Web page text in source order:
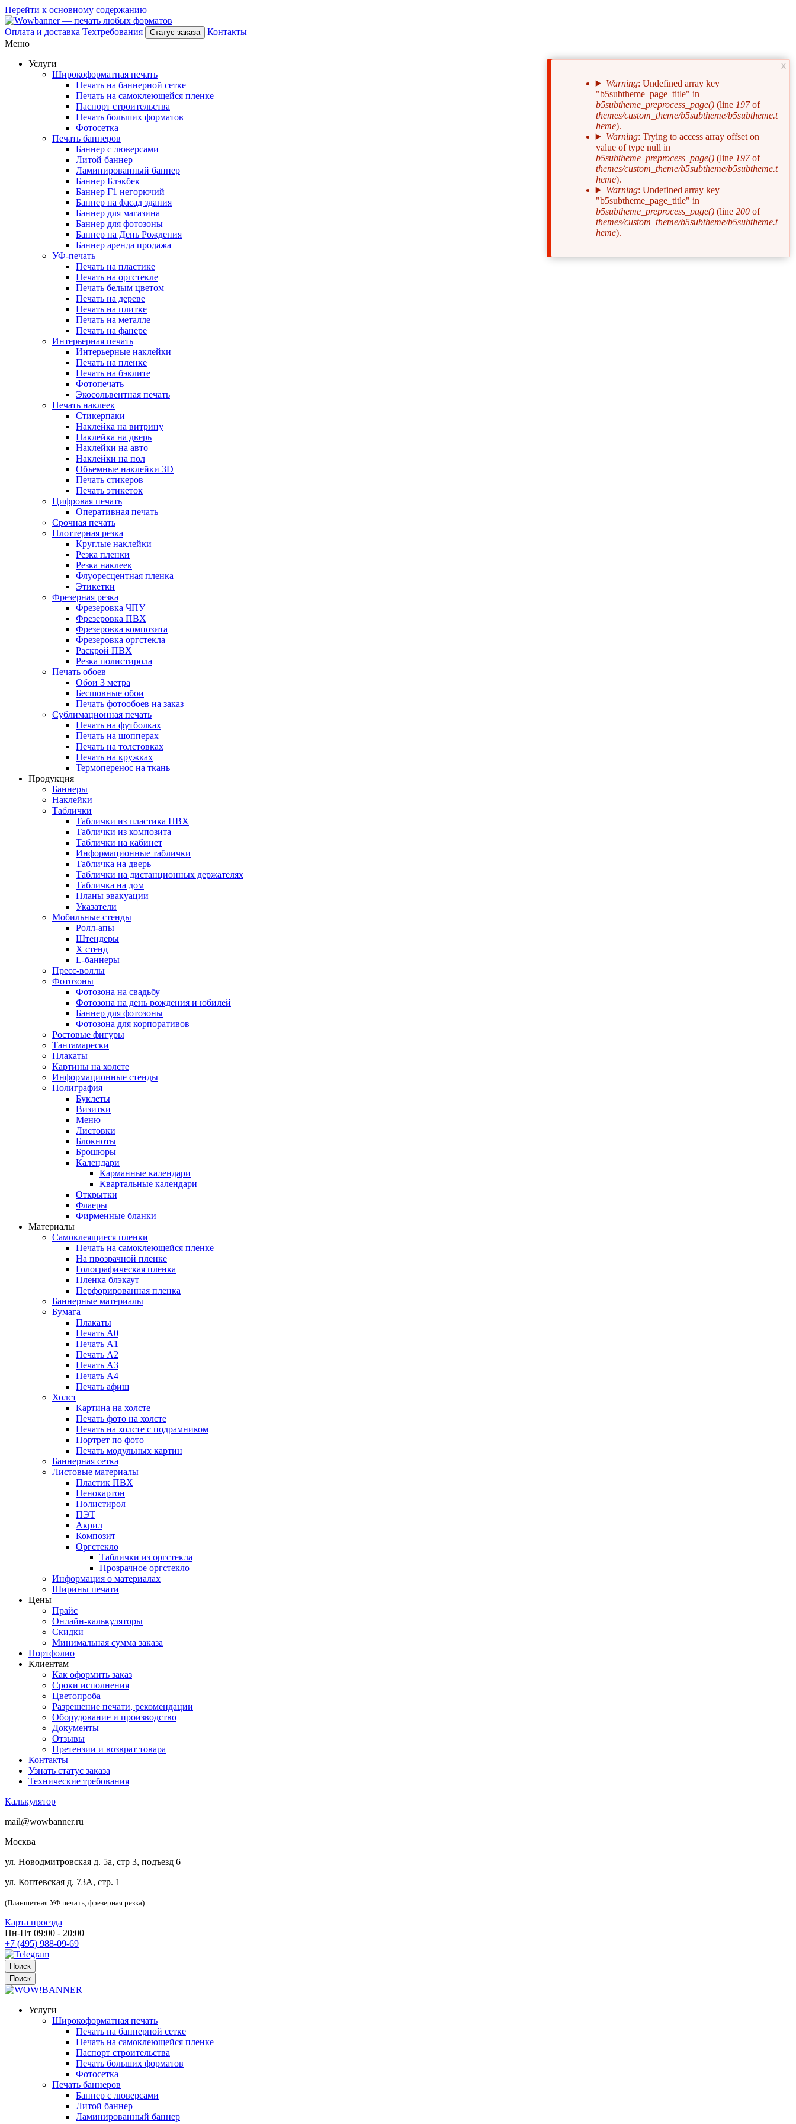
Перейти к основному содержанию
Оплата и доставка Техтребования Статус заказа
Контакты
Меню
Услуги
Широкоформатная печать
Печать на баннерной сетке
Печать на самоклеющейся пленке
Паспорт строительства
Печать больших форматов
Фотосетка
Печать баннеров
Баннер с люверсами
Литой баннер
Ламинированный баннер
Баннер Блэкбек
Баннер Г1 негорючий
Баннер на фасад здания
Баннер для магазина
Баннер для фотозоны
Баннер на День Рождения
Баннер аренда продажа
УФ-печать
Печать на пластике
Печать на оргстекле
Печать белым цветом
Печать на дереве
Печать на плитке
Печать на металле
Печать на фанере
Интерьерная печать
Интерьерные наклейки
Печать на пленке
Печать на бэклите
Фотопечать
Экосольвентная печать
Печать наклеек
Стикерпаки
Наклейка на витрину
Наклейка на дверь
Наклейки на авто
Наклейки на пол
Объемные наклейки 3D
Печать стикеров
Печать этикеток
Цифровая печать
Оперативная печать
Срочная печать
Плоттерная резка
Круглые наклейки
Резка пленки
Резка наклеек
Флуоресцентная пленка
Этикетки
Фрезерная резка
Фрезеровка ЧПУ
Фрезеровка ПВХ
Фрезеровка композита
Фрезеровка оргстекла
Раскрой ПВХ
Резка полистирола
Печать обоев
Обои 3 метра
Бесшовные обои
Печать фотообоев на заказ
Сублимационная печать
Печать на футболках
Печать на шопперах
Печать на толстовках
Печать на кружках
Термоперенос на ткань
Продукция
Баннеры
Наклейки
Таблички
Таблички из пластика ПВХ
Таблички из композита
Таблички на кабинет
Информационные таблички
Табличка на дверь
Таблички на дистанционных держателях
Табличка на дом
Планы эвакуации
Указатели
Мобильные стенды
Ролл-апы
Штендеры
Х стенд
L-баннеры
Пресс-воллы
Фотозоны
Фотозона на свадьбу
Фотозона на день рождения и юбилей
Баннер для фотозоны
Фотозона для корпоративов
Ростовые фигуры
Тантамарески
Плакаты
Картины на холсте
Информационные стенды
Полиграфия
Буклеты
Визитки
Меню
Листовки
Блокноты
Брошюры
Календари
Карманные календари
Квартальные календари
Открытки
Флаеры
Фирменные бланки
Материалы
Самоклеящиеся пленки
Печать на самоклеющейся пленке
На прозрачной пленке
Голографическая пленка
Пленка блэкаут
Перфорированная пленка
Баннерные материалы
Бумага
Плакаты
Печать А0
Печать А1
Печать А2
Печать А3
Печать А4
Печать афиш
Холст
Картина на холсте
Печать фото на холсте
Печать на холсте с подрамником
Портрет по фото
Печать модульных картин
Баннерная сетка
Листовые материалы
Пластик ПВХ
Пенокартон
Полистирол
ПЭТ
Акрил
Композит
Оргстекло
Таблички из оргстекла
Прозрачное оргстекло
Информация о материалах
Ширины печати
Цены
Прайс
Онлайн-калькуляторы
Скидки
Минимальная сумма заказа
Портфолио
Клиентам
Как оформить заказ
Сроки исполнения
Цветопроба
Разрешение печати, рекомендации
Оборудование и производство
Документы
Отзывы
Претензии и возврат товара
Контакты
Узнать статус заказа
Технические требования
Калькулятор
mail@wowbanner.ru
Москва
ул. Новодмитровская д. 5а, стр 3, подъезд 6
ул. Коптевская д. 73А, стр. 1
(Планшетная УФ печать, фрезерная резка)
Карта проезда
Пн-Пт 09:00 - 20:00
+7 (495) 988-09-69
Поиск
Поиск
Услуги
Широкоформатная печать
Печать на баннерной сетке
Печать на самоклеющейся пленке
Паспорт строительства
Печать больших форматов
Фотосетка
Печать баннеров
Баннер с люверсами
Литой баннер
Ламинированный баннер
Сообщение
ошибке
Warning: Undefined array key
"b5subtheme_page_title" in
b5subtheme_preprocess_page()(line 197of
themes/custom_theme/b5subtheme/b5subtheme.t
heme).
Warning: Trying to access array offset on
value of type null in
b5subtheme_preprocess_page()(line 197of
themes/custom_theme/b5subtheme/b5subtheme.t
heme).
Warning: Undefined array key
"b5subtheme_page_title" in
b5subtheme_preprocess_page()(line 200of
themes/custom_theme/b5subtheme/b5subtheme.t
heme).
x